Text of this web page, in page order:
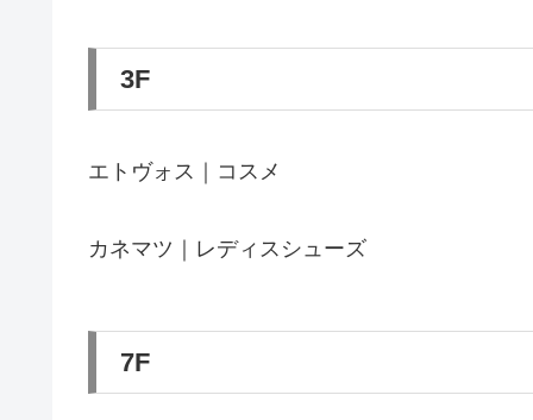
3F
エトヴォス｜コスメ
カネマツ｜レディスシューズ
7F